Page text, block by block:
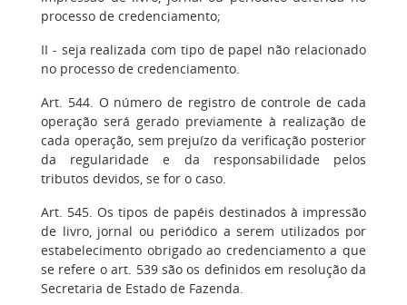
processo de credenciamento;
II - seja realizada com tipo de papel não relacionado
no processo de credenciamento.
Art. 544. O número de registro de controle de cada
operação será gerado previamente à realização de
cada operação, sem prejuízo da verificação posterior
da regularidade e da responsabilidade pelos
tributos devidos, se for o caso.
Art. 545. Os tipos de papéis destinados à impressão
de livro, jornal ou periódico a serem utilizados por
estabelecimento obrigado ao credenciamento a que
se refere o art. 539 são os definidos em resolução da
Secretaria de Estado de Fazenda.